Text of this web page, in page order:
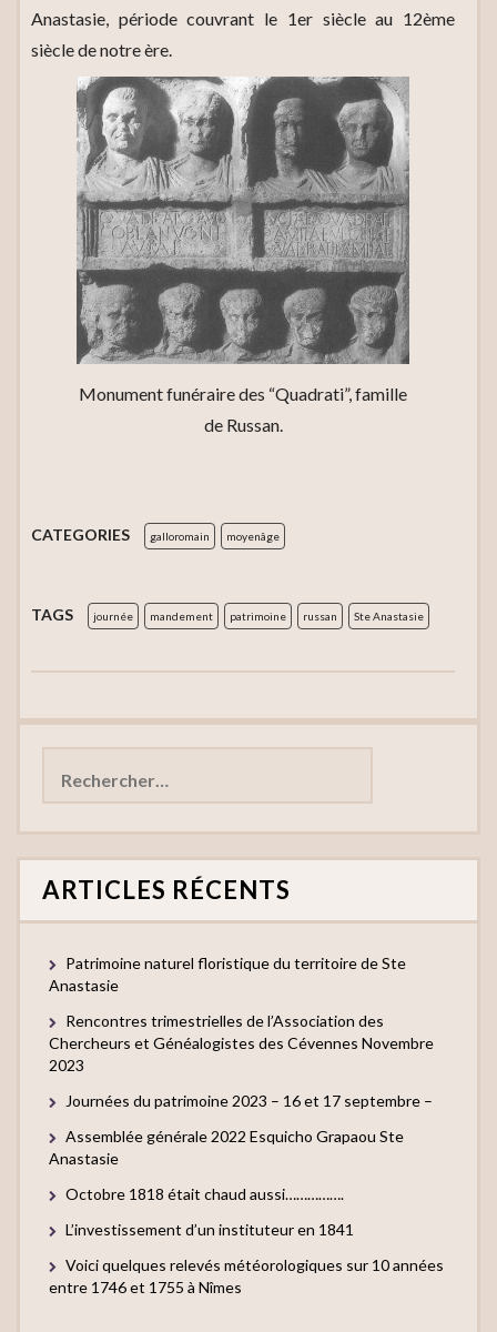
Anastasie, période couvrant le 1er siècle au 12ème
siècle de notre ère.
Monument funéraire des “Quadrati”, famille
de Russan.
CATEGORIES galloromain moyenâge
TAGS journée mandement patrimoine russan Ste Anastasie
ARTICLES RÉCENTS
Patrimoine naturel floristique du territoire de Ste
Anastasie
Rencontres trimestrielles de l’Association des
Chercheurs et Généalogistes des Cévennes Novembre
2023
Journées du patrimoine 2023 – 16 et 17 septembre –
Assemblée générale 2022 Esquicho Grapaou Ste
Anastasie
Octobre 1818 était chaud aussi…………….
L’investissement d’un instituteur en 1841
Voici quelques relevés météorologiques sur 10 années
entre 1746 et 1755 à Nîmes